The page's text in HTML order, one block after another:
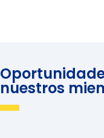
nuestros